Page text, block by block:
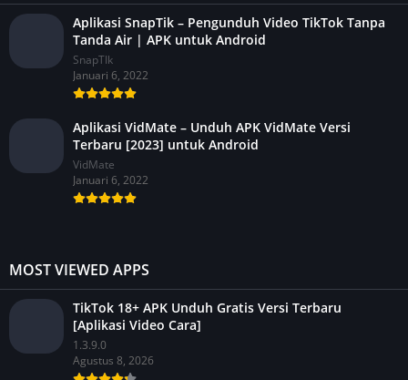
Aplikasi SnapTik – Pengunduh Video TikTok Tanpa
Tanda Air | APK untuk Android
SnapTIk
Januari 6, 2022
Aplikasi VidMate – Unduh APK VidMate Versi
Terbaru [2023] untuk Android
VidMate
Januari 6, 2022
MOST VIEWED APPS
TikTok 18+ APK Unduh Gratis Versi Terbaru
[Aplikasi Video Cara]
1.3.9.0
Agustus 8, 2026